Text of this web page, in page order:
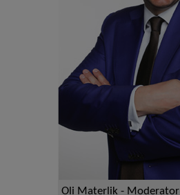
Oli Materlik - Moderator